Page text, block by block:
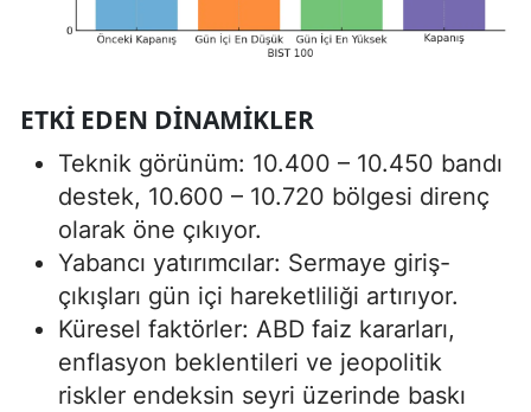
ETKI EDEN DINAMIKLER
Teknik görünüm: 10.400 – 10.450 bandı
destek, 10.600 – 10.720 bölgesi direnç
olarak öne çıkıyor.
Yabancı yatırımcılar: Sermaye giriş-
çıkışları gün içi hareketliliği artırıyor.
Küresel faktörler: ABD faiz kararları,
enflasyon beklentileri ve jeopolitik
riskler endeksin seyri üzerinde baskı